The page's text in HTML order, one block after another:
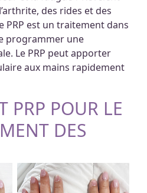
des rides et des
PRP est un traitement dans
programmer une
Le PRP peut apporter
aux mains rapidement
PRP POUR LE
DES